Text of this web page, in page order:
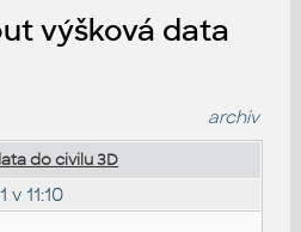
výšková data
archiv
do civilu 3D
v 11:10